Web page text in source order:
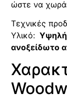
ώστε να
Τεχνικές
Υλικό:
ανοξείδωτο